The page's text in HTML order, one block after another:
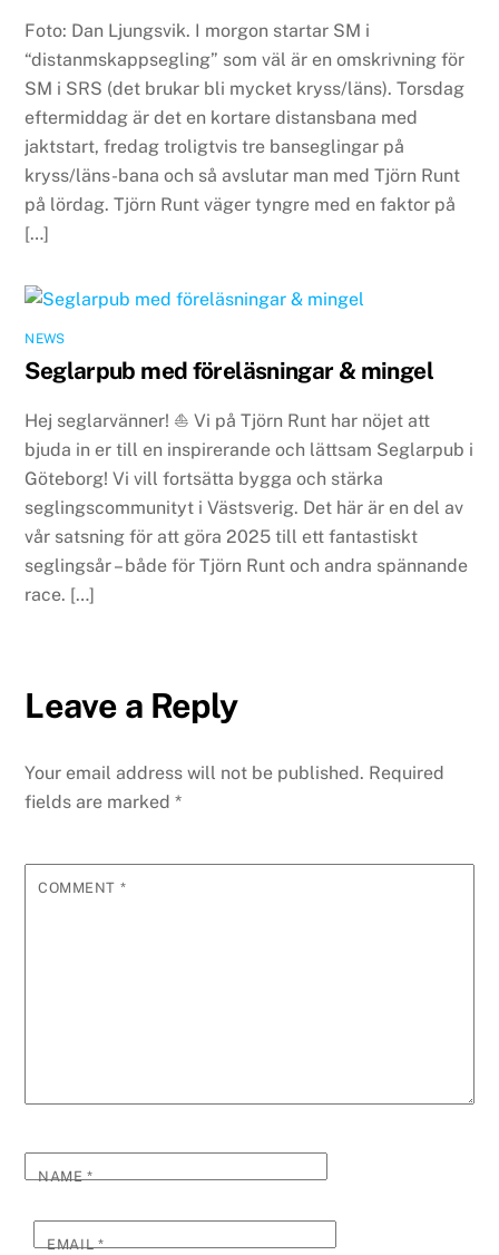
Foto: Dan Ljungsvik. I morgon startar SM i
“distanmskappsegling” som väl är en omskrivning för
SM i SRS (det brukar bli mycket kryss/läns). Torsdag
eftermiddag är det en kortare distansbana med
jaktstart, fredag troligtvis tre banseglingar på
kryss/läns-bana och så avslutar man med Tjörn Runt
på lördag. Tjörn Runt väger tyngre med en faktor på
[…]
NEWS
Seglarpub med föreläsningar & mingel
Hej seglarvänner! ⛵️ Vi på Tjörn Runt har nöjet att
bjuda in er till en inspirerande och lättsam Seglarpub i
Göteborg! Vi vill fortsätta bygga och stärka
seglingscommunityt i Västsverig. Det här är en del av
vår satsning för att göra 2025 till ett fantastiskt
seglingsår – både för Tjörn Runt och andra spännande
race. […]
Leave a Reply
Your email address will not be published. Required
fields are marked*
COMMENT *
NAME*
EMAIL*